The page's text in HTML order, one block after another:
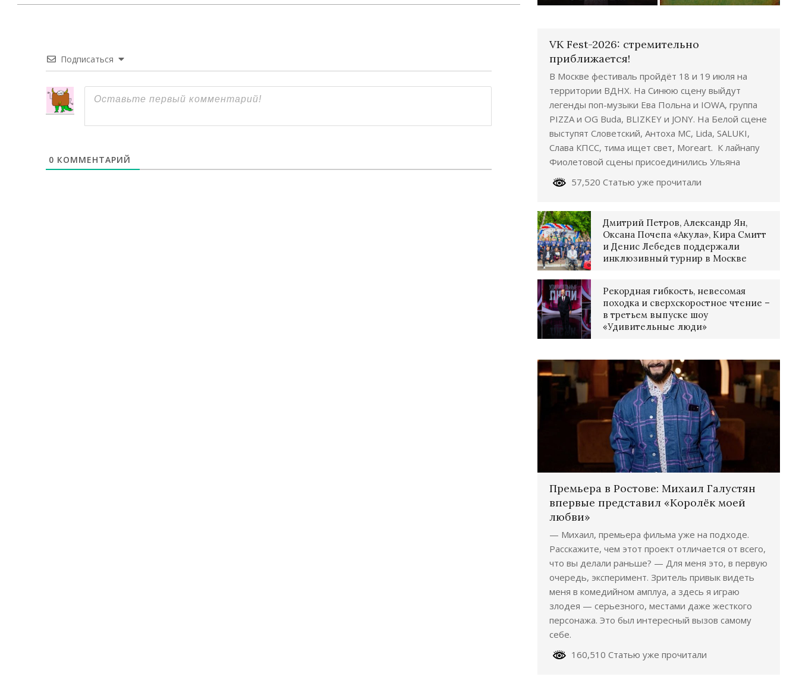
Подписаться
0 КОММЕНТАРИЙ
VK Fest-2026: стремительно
приближается!
В Москве фестиваль пройдёт 18 и 19 июля на
территории ВДНХ. На Синюю сцену выйдут
легенды поп-музыки Ева Польна и IOWA, группа
PIZZA и OG Buda, BLIZKEY и JONY. На Белой сцене
выступят Словетский, Антоха МС, Lida, SALUKI,
Слава КПСС, тима ищет свет, Moreart. К лайнапу
Фиолетовой сцены присоединились Ульяна
57,520 Статью уже прочитали
Дмитрий Петров, Александр Ян,
Оксана Почепа «Акула», Кира Смитт
и Денис Лебедев поддержали
инклюзивный турнир в Москве
Рекордная гибкость, невесомая
походка и сверхскоростное чтение –
в третьем выпуске шоу
«Удивительные люди»
Премьера в Ростове: Михаил Галустян
впервые представил «Королёк моей
любви»
— Михаил, премьера фильма уже на подходе.
Расскажите, чем этот проект отличается от всего,
что вы делали раньше? — Для меня это, в первую
очередь, эксперимент. Зритель привык видеть
меня в комедийном амплуа, а здесь я играю
злодея — серьезного, местами даже жесткого
персонажа. Это был интересный вызов самому
себе.
160,510 Статью уже прочитали